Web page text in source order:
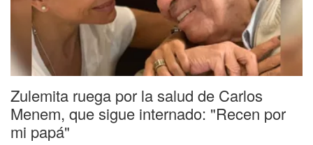
Zulemita ruega por la salud de Carlos
Menem, que sigue internado: "Recen por
mi papá"